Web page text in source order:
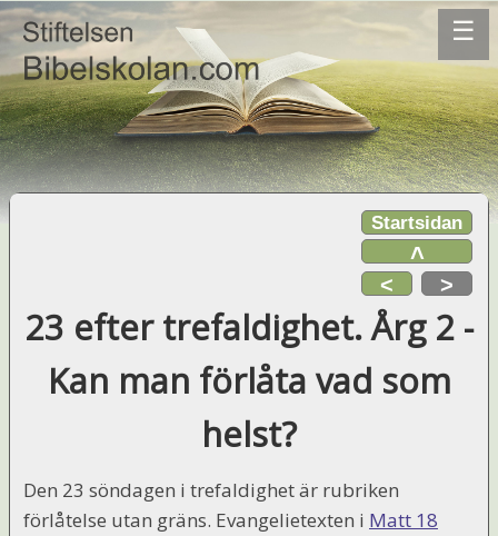
☰
Startsidan
˄
< >
23 efter trefaldighet. Årg 2 -
Kan man förlåta vad som
helst?
Den 23 söndagen i trefaldighet är rubriken
förlåtelse utan gräns. Evangelietexten i Matt 18